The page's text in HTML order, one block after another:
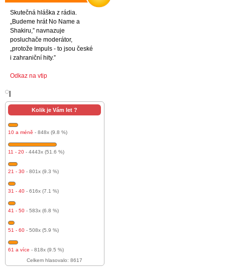
Skutečná hláška z rádia.
„Budeme hrát No Name a
Shakiru,” navnazuje
posluchače moderátor,
„protože Impuls - to jsou české
i zahraniční hity.”
Odkaz na vtip
Kolik je Vám let ?
10 a méně - 848x (9.8 %)
11 - 20 - 4443x (51.6 %)
21 - 30 - 801x (9.3 %)
31 - 40 - 616x (7.1 %)
41 - 50 - 583x (6.8 %)
51 - 60 - 508x (5.9 %)
61 a více - 818x (9.5 %)
Celkem hlasovalo: 8617